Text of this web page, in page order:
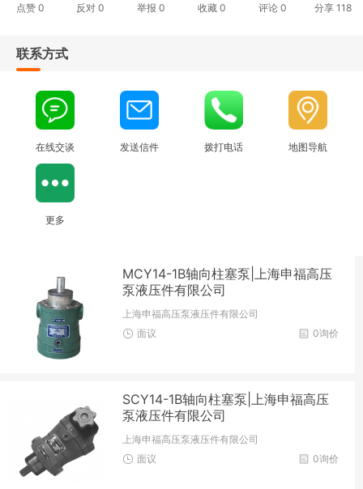
点赞 0 反对0 举报 0 收藏 0 评论 0 分享 118
联系方式
在线交谈 发送信件 拨打电话 地图导航
更多
MCY14-1B轴向柱塞泵|上海申福高压
泵液压件有限公司
上海申福高压泵液压件有限公司
0询价
面议
SCY14-1B轴向柱塞泵|上海申福高压
泵液压件有限公司
上海申福高压泵液压件有限公司
0询价
面议